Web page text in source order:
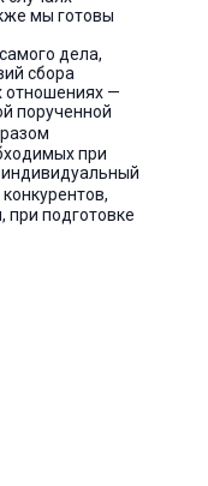
мы готовы
дела,
сбора
отношениях —
порученной
при
подготовке